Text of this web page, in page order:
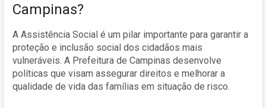
Campinas?
A Assistência Social é um pilar importante para garantir a
proteção e inclusão social dos cidadãos mais
vulneráveis. A Prefeitura de Campinas desenvolve
políticas que visam assegurar direitos e melhorar a
qualidade de vida das famílias em situação de risco.